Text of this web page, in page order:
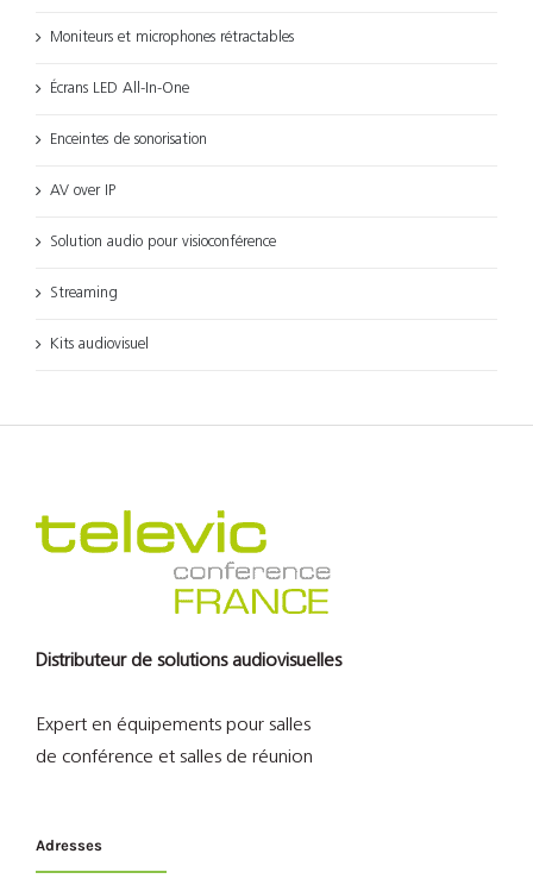
Moniteurs et microphones rétractables
Écrans LED All-In-One
Enceintes de sonorisation
AV over IP
Solution audio pour visioconférence
Streaming
Kits audiovisuel
Distributeur de solutions audiovisuelles
Expert en équipements pour salles
de conférence et salles de réunion
Adresses